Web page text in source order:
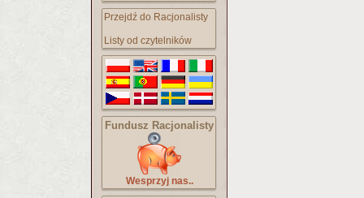
Przejdź do Racjonalisty
Listy od czytelników
Fundusz Racjonalisty
Wesprzyj nas..